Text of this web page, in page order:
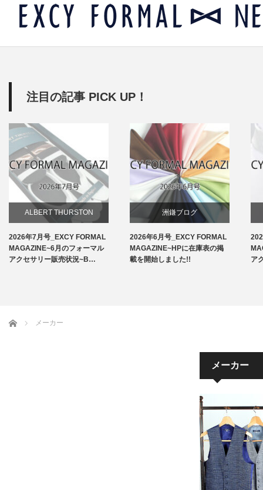
注目の記事 PICK UP！
ALBERT THURSTON
お知らせ
2026年7月号_EXCY FORMAL
MAGAZINE~6月のフォーマル
アクセサリー販売状況~B…
洲鎌ブログ
2026年6月号_EXCY FORMAL
MAGAZINE~HPに在庫表の掲
載を開始しました!!
ア
ホーム メーカー
メーカー